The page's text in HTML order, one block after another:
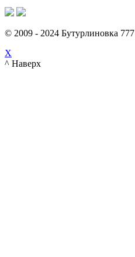
© 2009 - 2024 Бутурлиновка 777
X
^ Наверх